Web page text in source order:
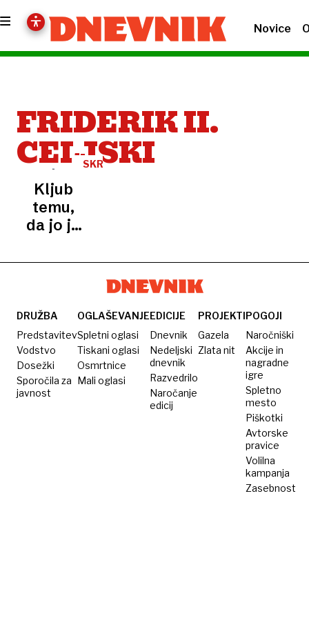
Novice
FRIDERIK II.
CELJSKI
SKRIVNOSTNA
Kljub
temu,
da jo je
oprostilo,
v čebru
vode
DRUŽBA
Predstavitev
Vodstvo
Dosežki
Sporočila za
javnost
OGLAŠEVANJE
Spletni oglasi
Tiskani oglasi
Osmrtnice
Mali oglasi
EDICIJE
Dnevnik
Nedeljski
dnevnik
Razvedrilo
Naročanje
edicij
PROJEKTI
Gazela
Zlata nit
POGOJI
Naročniški
Akcije in
nagradne
igre
Spletno
mesto
Piškotki
Avtorske
pravice
Volilna
kampanja
Zasebnost